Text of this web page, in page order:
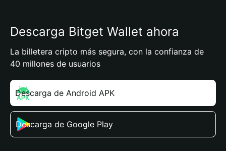
Descarga Bitget Wallet ahora
La billetera cripto más segura, con la confianza de
40 millones de usuarios
Descarga de Android APK
Descarga de Google Play